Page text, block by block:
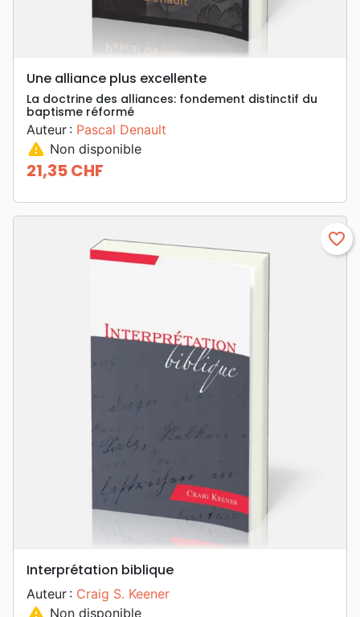
Une alliance plus excellente
La doctrine des alliances: fondement distinctif du
baptisme réformé
Auteur : Pascal Denault
warning Non disponible
Prix
21,35 CHF
favorite_border
Interprétation biblique
Auteur : Craig S. Keener
warning Non disponible